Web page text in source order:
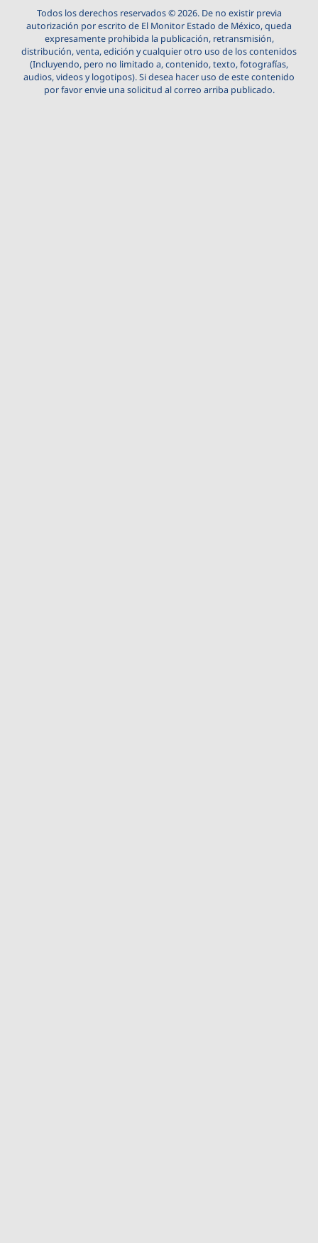
Todos los derechos reservados © 2026. De no existir previa
autorización por escrito de El Monitor Estado de México, queda
expresamente prohibida la publicación, retransmisión,
distribución, venta, edición y cualquier otro uso de los contenidos
(Incluyendo, pero no limitado a, contenido, texto, fotografías,
audios, videos y logotipos). Si desea hacer uso de este contenido
por favor envie una solicitud al correo arriba publicado.